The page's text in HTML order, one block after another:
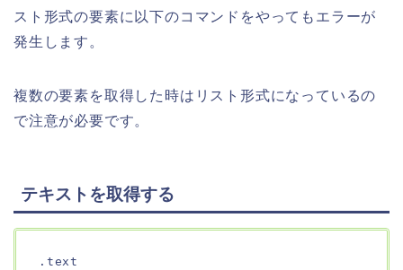
スト形式の要素に以下のコマンドをやってもエラーが
発生します。
複数の要素を取得した時はリスト形式になっているの
で注意が必要です。
テキストを取得する
.text